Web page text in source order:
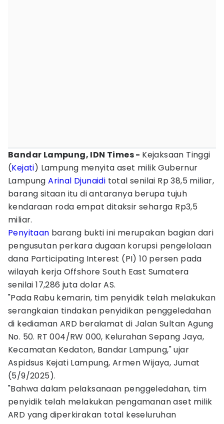
Bandar Lampung, IDN Times - Kejaksaan Tinggi
(Kejati) Lampung menyita aset milik Gubernur
LampungArinal Djunaidi total senilai Rp 38,5 miliar,
barang sitaan itu di antaranya berupa tujuh
kendaraan roda empat ditaksir seharga Rp3,5
miliar.
Penyitaan barang bukti ini merupakan bagian dari
pengusutan perkara dugaan korupsi pengelolaan
dana Participating Interest (PI) 10 persen pada
wilayah kerja Offshore South East Sumatera
senilai 17,286 juta dolar AS.
"Pada Rabu kemarin, tim penyidik telah melakukan
serangkaian tindakan penyidikan penggeledahan
di kediaman ARD beralamat di Jalan Sultan Agung
No. 50. RT 004/RW 000, Kelurahan Sepang Jaya,
Kecamatan Kedaton, Bandar Lampung," ujar
Aspidsus Kejati Lampung, Armen Wijaya, Jumat
(5/9/2025).
"Bahwa dalam pelaksanaan penggeledahan, tim
penyidik telah melakukan pengamanan aset milik
ARD yang diperkirakan total keseluruhan